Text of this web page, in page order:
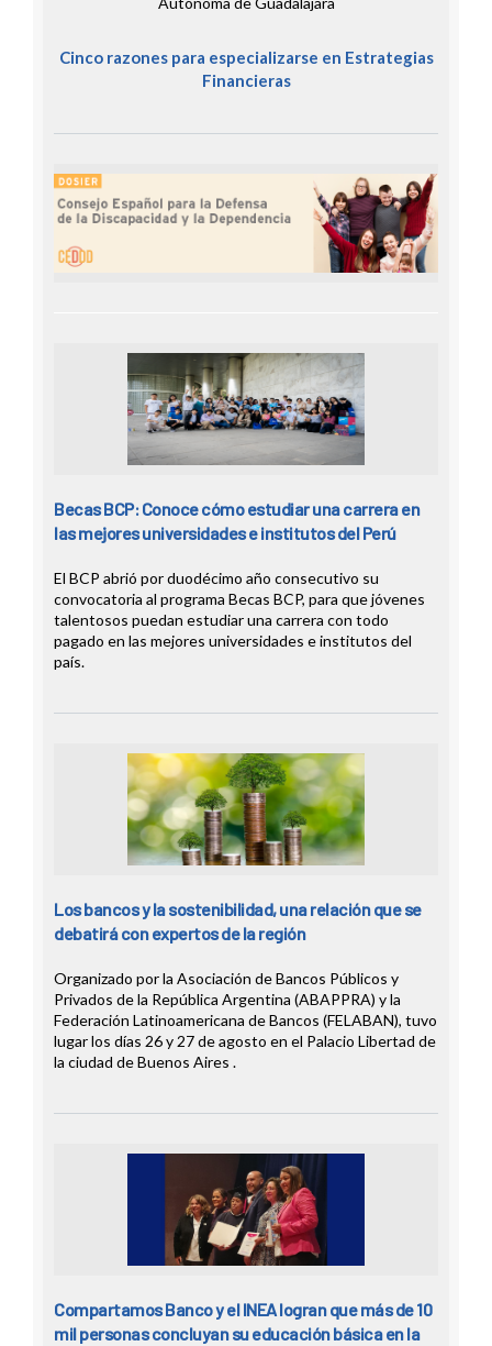
Cinco razones para especializarse en Estrategias
Financieras
Becas BCP: Conoce cómo estudiar una carrera en
las mejores universidades e institutos del Perú
El BCP abrió por duodécimo año consecutivo su
convocatoria al programa Becas BCP, para que jóvenes
talentosos puedan estudiar una carrera con todo
pagado en las mejores universidades e institutos del
país.
Los bancos y la sostenibilidad, una relación que se
debatirá con expertos de la región
Organizado por la Asociación de Bancos Públicos y
Privados de la República Argentina (ABAPPRA) y la
Federación Latinoamericana de Bancos (FELABAN), tuvo
lugar los días 26 y 27 de agosto en el Palacio Libertad de
la ciudad de Buenos Aires .
Compartamos Banco y el INEA logran que más de 10
mil personas concluyan su educación básica en la